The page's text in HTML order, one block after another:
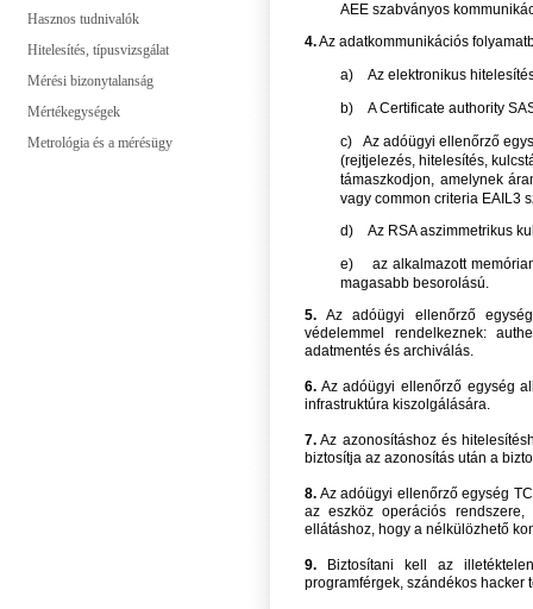
Hasznos tudnivalók
Hitelesítés, típusvizsgálat
Mérési bizonytalanság
Mértékegységek
Metrológia és a mérésügy
AEE szabványos
4.Az adatkommunikációs
a) Az elektronikus
b) A Certificate authority
c) Az adóügyi ellenőrző
(rejtjelezés, hitelesítés,
támaszkodjon, amelynek
vagy common criteria EAIL3
d) Az RSA aszimmetrikus
e) az alkalmazott
magasabb besorolású.
5. Az adóügyi ellenőrző
védelemmel rendelkeznek:
adatmentés és archiválás.
6. Az adóügyi ellenőrző egység
infrastruktúra kiszolgálására.
7. Az azonosításhoz és
biztosítja az azonosítás után a
8. Az adóügyi ellenőrző egység
az eszköz operációs
ellátáshoz, hogy a nélkülözhető
9. Biztosítani kell az
programférgek, szándékos hacker